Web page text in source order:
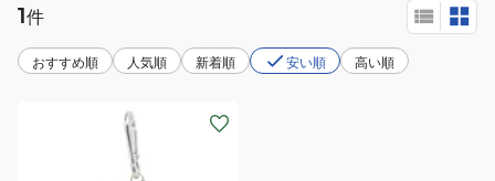
1件
おすすめ順 人気順 新着順 安い順 高い順